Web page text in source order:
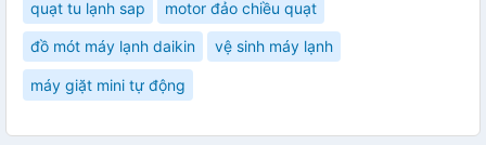
quạt tu lạnh sap motor đảo chiều quạt
đồ mót máy lạnh daikin vệ sinh máy lạnh
máy giặt mini tự động